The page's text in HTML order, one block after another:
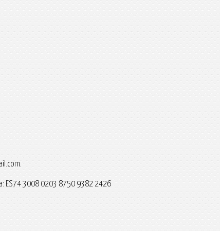
ES74 3008 0203 8750 9382 2426